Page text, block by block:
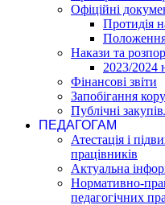
Офіційні
Протидія
Накази та
2023/2024
Фінансові звіти
Запобігання
Публічні
ПЕДАГОГАМ
Атестація і
працівників
Актуальна
Нормативно-
педагогічних